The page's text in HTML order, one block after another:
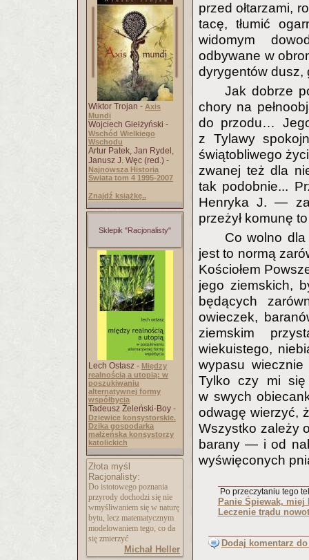
Wiktor Trojan - Axis
Mundi
Wojciech Giełżyński -
Wschód Wielkiego
Wschodu
Artur Patek, Jan Rydel,
Janusz J. Węc (red.) -
Najnowsza Historia
Świata tom 4 1995-2007
Znajdź książkę..
Sklepik "Racjonalisty"
Lech Ostasz - Między
realnością a utopią: w
poszukiwaniu
alternatywnej formy
współbycia
Tadeusz Żeleński-Boy -
Dziewice konsystorskie.
Dzika gospodarka
małżeńska konsystorzy
katolickich
Złota myśl
Racjonalisty:
Do istotowego poznania
przyrody dochodzi się nie
wmyśliwaniem się w naturę
bytu, lecz matematycznym
modelowaniem tego, co da
się zmierzyć
Michał Heller
przed ołtarzami,
tacę, tłumić
widomym
odbywane w
dyrygentów dusz,
Jak dobrze
chory na
do przodu…
z Tylawy
świątobliwego
zwanej też dla
tak podobnie...
Henryka J. —
przeżył komunę
Co wolno
jest to normą
Kościołem
jego ziemskich,
będących
owieczek,
ziemskim
wiekuistego,
wypasu
Tylko czy mi
w swych
odwagę wierzyć,
Wszystko zależy
barany — i od
wyświęconych
Po przeczytaniu tego
Panie Śpiewak, miej
Leczenie trądu
Dodaj komentarz